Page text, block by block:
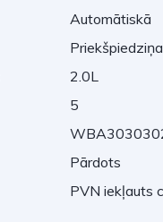
Automātiskā
Priekšpiedziņa
2.0L
5
Pārdots
PVN iekļauts